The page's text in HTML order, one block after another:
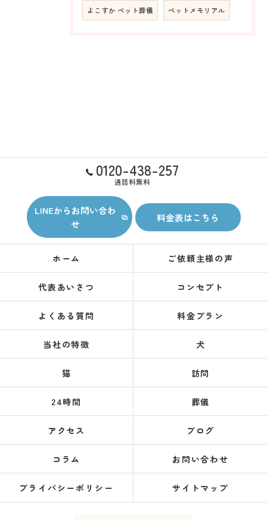
よこすか ペット葬儀 ペットメモリアル
0120-438-257
通話料無料
LINEからお問い合わ
せ
料金表はこちら
ホーム ご依頼主様の声
代表あいさつ コンセプト
よくある質問 料金プラン
当社の特徴 犬
猫 訪問
24時間 葬儀
アクセス ブログ
コラム お問い合わせ
プライバシーポリシー サイトマップ